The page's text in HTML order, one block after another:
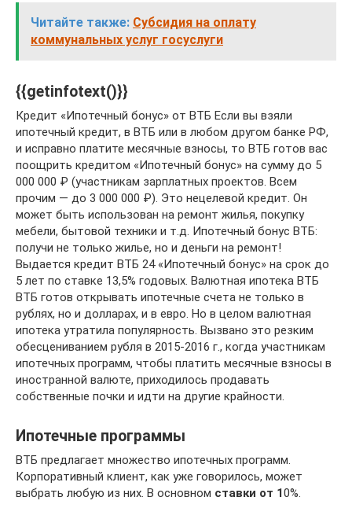
Читайте также: Субсидия на оплату
коммунальных услуг госуслуги
{{getinfotext()}}
Кредит «Ипотечный бонус» от ВТБ Если вы взяли
ипотечный кредит, в ВТБ или в любом другом банке РФ,
и исправно платите месячные взносы, то ВТБ готов вас
поощрить кредитом «Ипотечный бонус» на сумму до 5
000 000 ₽ (участникам зарплатных проектов. Всем
прочим — до 3 000 000 ₽). Это нецелевой кредит. Он
может быть использован на ремонт жилья, покупку
мебели, бытовой техники и т.д. Ипотечный бонус ВТБ:
получи не только жилье, но и деньги на ремонт!
Выдается кредит ВТБ 24 «Ипотечный бонус» на срок до
5 лет по ставке 13,5% годовых. Валютная ипотека ВТБ
ВТБ готов открывать ипотечные счета не только в
рублях, но и долларах, и в евро. Но в целом валютная
ипотека утратила популярность. Вызвано это резким
обесцениванием рубля в 2015-2016 г., когда участникам
ипотечных программ, чтобы платить месячные взносы в
иностранной валюте, приходилось продавать
собственные почки и идти на другие крайности.
Ипотечные программы
ВТБ предлагает множество ипотечных программ.
Корпоративный клиент, как уже говорилось, может
выбрать любую из них. В основном ставки от 10%.